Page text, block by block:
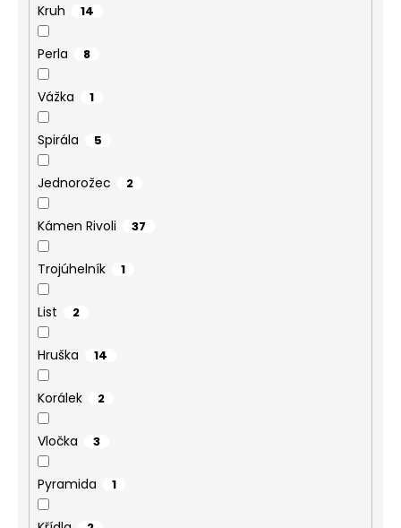
Kruh 14
Perla 8
Vážka 1
Spirála 5
Jednorožec 2
Kámen Rivoli 37
Trojúhelník 1
List 2
Hruška 14
Korálek 2
Vločka 3
Pyramida 1